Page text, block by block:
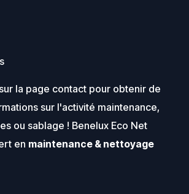
la page contact pour obtenir de
sur l'activité maintenance,
ou sablage ! Benelux Eco Net
en maintenance & nettoyage